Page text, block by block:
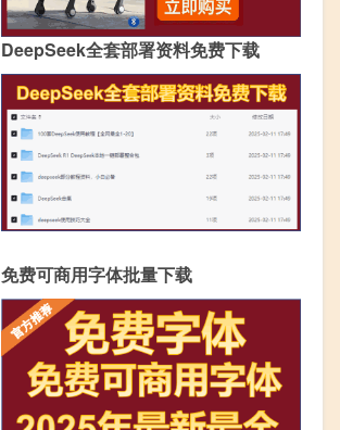
DeepSeek全套部署资料免费下载
免费可商用字体批量下载